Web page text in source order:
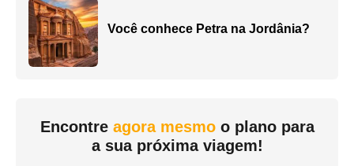
Você conhece Petra na Jordânia?
Encontre agora mesmoo plano para
a sua próxima viagem!